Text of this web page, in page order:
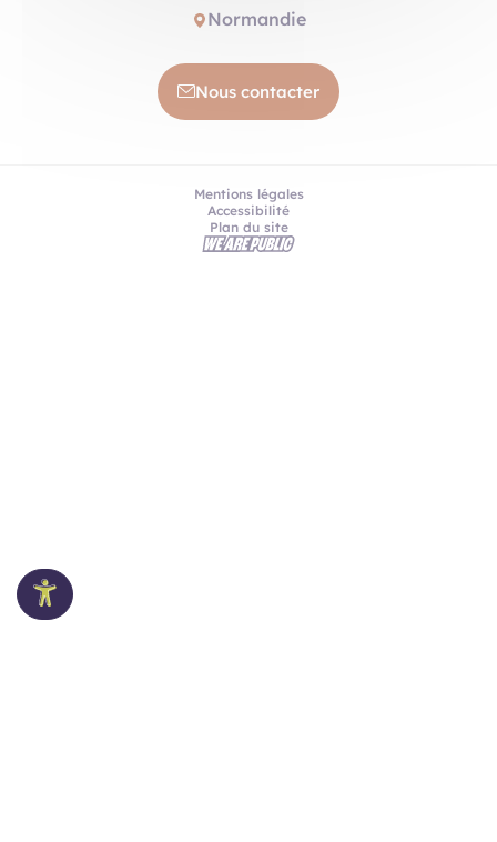
Normandie
Nous contacter
Mentions légales
Accessibilité
Plan du site